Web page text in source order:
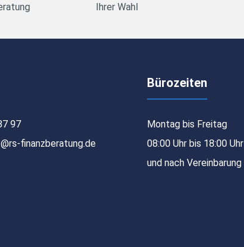
Ihrer Wahl
97
finanzberatung.de
Bürozeiten
Montag bis Freitag
08:00 Uhr bis 18:00 Uhr
und nach Vereinbarung